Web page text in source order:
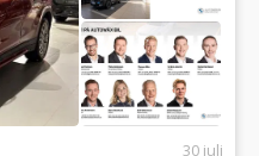
30 juli